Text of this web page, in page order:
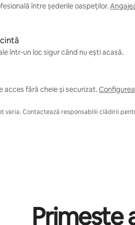
între șederile oaspeților.
într-un loc sigur când nu ești acasă.
fără cheie și securizat.
varia. Contactează responsabilii clădirii
Primește